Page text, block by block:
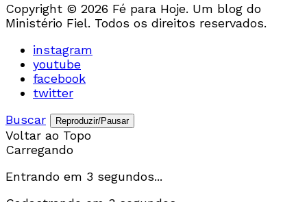
Copyright © 2026 Fé para Hoje. Um blog do
Ministério Fiel. Todos os direitos reservados.
instagram
youtube
facebook
twitter
Buscar
Reproduzir/Pausar
Voltar ao Topo
Carregando
Entrando em 3 segundos...